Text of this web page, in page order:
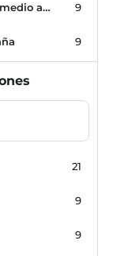
Amigable con el medio ambiente 9
9
8
21
9
9